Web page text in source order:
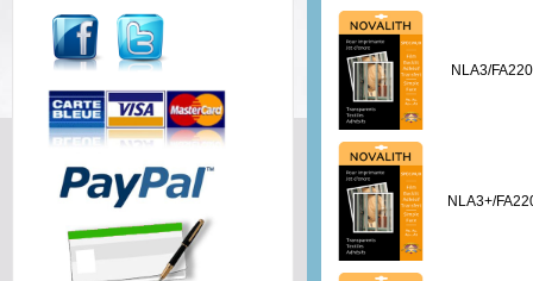
NLA3/
NLA3+/